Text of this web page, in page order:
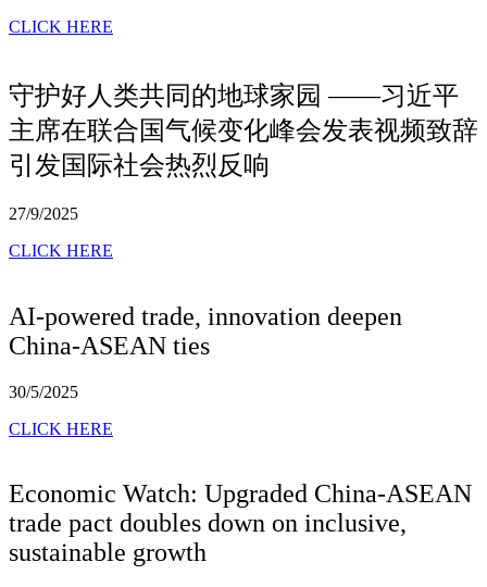
CLICK HERE
守护好人类共同的地球家园 ——习近平
主席在联合国气候变化峰会发表视频致辞
引发国际社会热烈反响
27/9/2025
CLICK HERE
AI-powered trade, innovation deepen
China-ASEAN ties
30/5/2025
CLICK HERE
Economic Watch: Upgraded China-ASEAN
trade pact doubles down on inclusive,
sustainable growth